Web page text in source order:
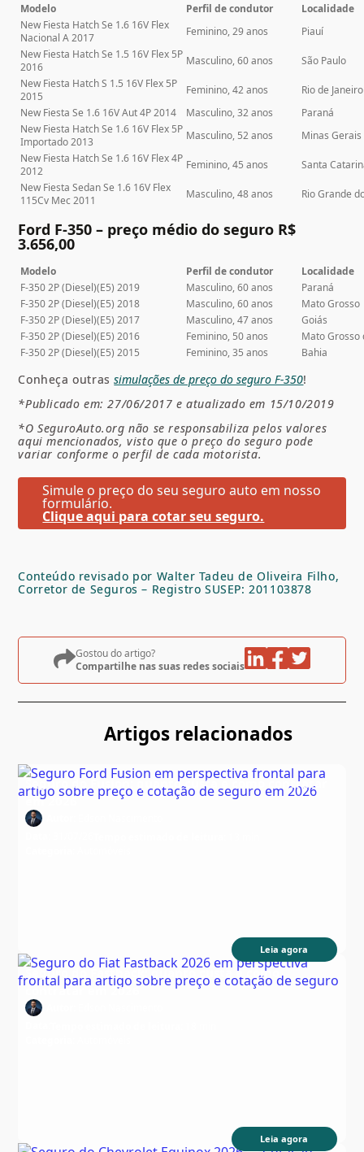
Modelo Perfil de condutor
Localidade
New Fiesta Hatch Se 1.6 16V Flex
Nacional A 2017
Feminino, 29 anos
Piauí
New Fiesta Hatch Se 1.5 16V Flex 5P
2016
Masculino, 60 anos
São Paulo
New Fiesta Hatch S 1.5 16V Flex 5P
2015
Feminino, 42 anos
Rio de Janeiro
New Fiesta Se 1.6 16V Aut 4P 2014
Masculino, 32 anos
Paraná
New Fiesta Hatch Se 1.6 16V Flex 5P
Importado 2013
Masculino, 52 anos
Minas Gerais
New Fiesta Hatch Se 1.6 16V Flex 4P
2012
Feminino, 45 anos
Santa
New Fiesta Sedan Se 1.6 16V Flex
115Cv Mec 2011
Masculino, 48 anos Rio Grande
Ford F-350 – preço médio do seguro R$
3.656,00
Modelo Perfil de condutor
Localidade
F-350 2P (Diesel)(E5) 2019
Masculino, 60 anos
Paraná
F-350 2P (Diesel)(E5) 2018
Masculino, 60 anos
Mato Grosso
F-350 2P (Diesel)(E5) 2017
Masculino, 47 anos
Goiás
F-350 2P (Diesel)(E5) 2016
Feminino, 50 anos
Mato Grosso
F-350 2P (Diesel)(E5) 2015
Feminino, 35 anos Bahia
Conheça outrassimulações de preço do seguro F-350!
*Publicado em: 27/06/2017 e atualizado em 15/10/2019
*O SeguroAuto.org não se responsabiliza pelos valores
aqui mencionados, visto que o preço do seguro pode
variar conforme o perfil de cada motorista.
Simule o preço do seu seguro auto em nosso
formulário.
Clique aqui para cotar seu seguro.
Conteúdo revisado por Walter Tadeu de Oliveira Filho,
Corretor de Seguros – Registro SUSEP: 201103878
Gostou do artigo?
Compartilhe nas suas redes sociais
Artigos relacionados
Seguro do Fusion: quanto custa e como contratar
em 2026
Leia agora
Seguro do Fastback: quanto custa e como
contratar em 2026
Leia agora